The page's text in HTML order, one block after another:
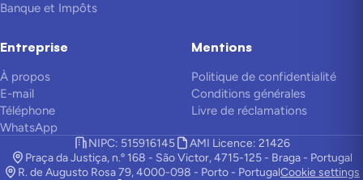
Banque et Impôts
Entreprise
À propos
E-mail
Téléphone
WhatsApp
Mentions
Politique de confidentialité
Conditions générales
Livre de réclamations
NIPC: 515916145
AMI Licence: 21426
Praça da Justiça, n.º 168 - São Victor, 4715-125 - Braga - Portugal
R. de Augusto Rosa 79, 4000-098 - Porto - PortugalCookie settings